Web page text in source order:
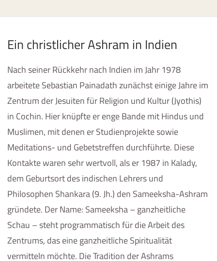
Ein christlicher Ashram in Indien
Nach seiner Rückkehr nach Indien im Jahr 1978
arbeitete Sebastian Painadath zunächst einige Jahre im
Zentrum der Jesuiten für Religion und Kultur (Jyothis)
in Cochin. Hier knüpfte er enge Bande mit Hindus und
Muslimen, mit denen er Studienprojekte sowie
Meditations- und Gebetstreffen durchführte. Diese
Kontakte waren sehr wertvoll, als er 1987 in Kalady,
dem Geburtsort des indischen Lehrers und
Philosophen Shankara (9. Jh.) den Sameeksha-Ashram
gründete. Der Name: Sameeksha – ganzheitliche
Schau – steht programmatisch für die Arbeit des
Zentrums, das eine ganzheitliche Spiritualität
vermitteln möchte. Die Tradition der Ashrams